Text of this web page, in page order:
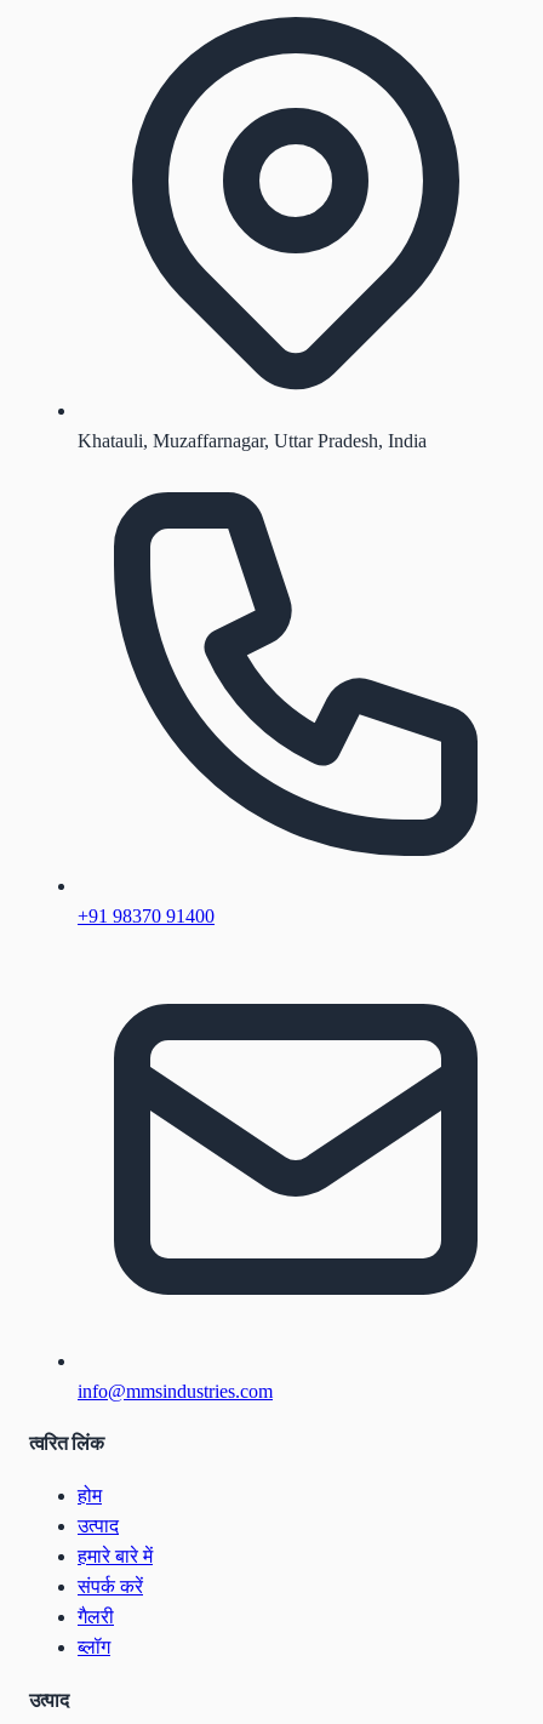
Khatauli, Muzaffarnagar, Uttar Pradesh, India
+91 98370 91400
info@mmsindustries.com
त्वरित लिंक
होम
उत्पाद
हमारे बारे में
संपर्क करें
गैलरी
ब्लॉग
उत्पाद